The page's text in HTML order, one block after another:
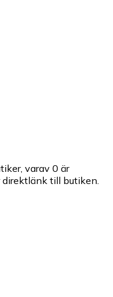
varav 0 är
till butiken.